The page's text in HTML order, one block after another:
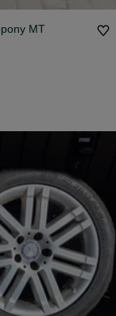
MT